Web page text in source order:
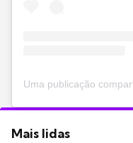
Mais lidas